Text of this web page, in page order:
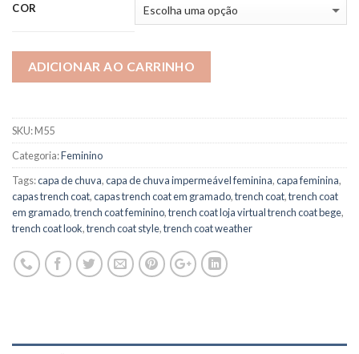
COR
ADICIONAR AO CARRINHO
SKU:M55
Categoria:Feminino
Tags:capa de chuva,capa de chuva impermeável feminina,capa feminina,
capas trench coat,capas trench coat em gramado,trench coat,trench coat
em gramado,trench coat feminino,trench coat loja virtual trench coat bege,
trench coat look,trench coat style,trench coat weather